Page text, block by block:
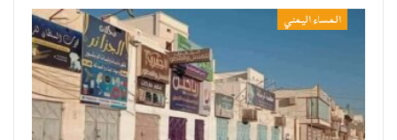
المساء اليمني